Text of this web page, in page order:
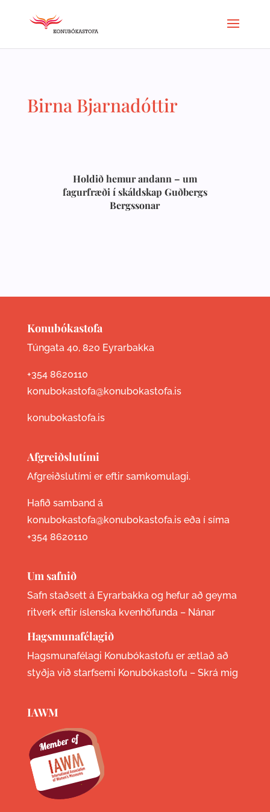
Birna Bjarnadóttir
Holdið hemur andann – um
fagurfræði í skáldskap Guðbergs
Bergssonar
Konubókastofa
Túngata 40, 820 Eyrarbakka
+354 8620110
konubokastofa@konubokastofa.is
konubokastofa.is
Afgreiðslutími
Afgreiðslutími er eftir samkomulagi.
Hafið samband á
konubokastofa@konubokastofa.is eða í síma
+354 8620110
Um safnið
Safn staðsett á Eyrarbakka og hefur að geyma
ritverk eftir íslenska kvenhöfunda – Nánar
Hagsmunafélagið
Hagsmunafélagi Konubókastofu er ætlað að
styðja við starfsemi Konubókastofu – Skrá mig
IAWM